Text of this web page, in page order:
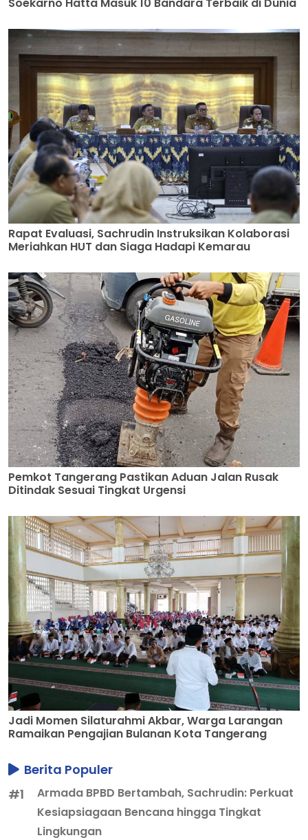
Rapat Evaluasi, Sachrudin Instruksikan Kolaborasi
Meriahkan HUT dan Siaga Hadapi Kemarau
Pemkot Tangerang Pastikan Aduan Jalan Rusak
Ditindak Sesuai Tingkat Urgensi
Jadi Momen Silaturahmi Akbar, Warga Larangan
Ramaikan Pengajian Bulanan Kota Tangerang
Berita Populer
#1
Armada BPBD Bertambah, Sachrudin: Perkuat
Kesiapsiagaan Bencana hingga Tingkat
Lingkungan